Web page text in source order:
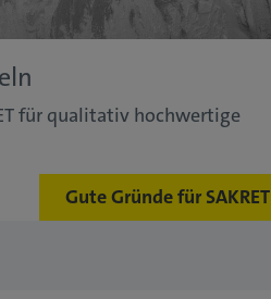
für qualitativ hochwertige
Gute Gründe für SAKRET